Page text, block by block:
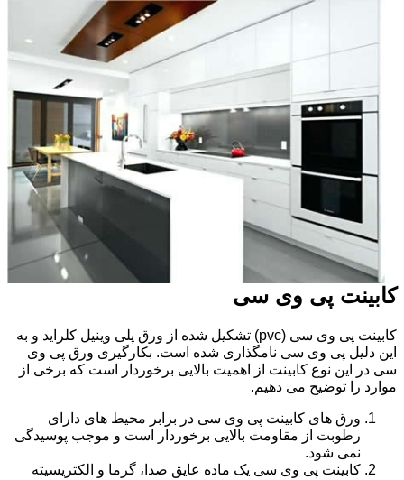
کابینت پی وی سی
کابینت پی وی سی (pvc) تشکیل شده از ورق پلی وینیل کلراید و به
این دلیل پی وی سی نامگذاری شده است. بکارگیری ورق پی وی
سی در این نوع کابینت از اهمیت بالایی برخوردار است که برخی از
موارد را توضیح می دهیم.
ورق های کابینت پی وی سی در برابر محیط های دارای
رطوبت از مقاومت بالایی برخوردار است و موجب پوسیدگی
نمی شود.
کابینت پی وی سی یک ماده عایق صدا، گرما و الکتریسیته